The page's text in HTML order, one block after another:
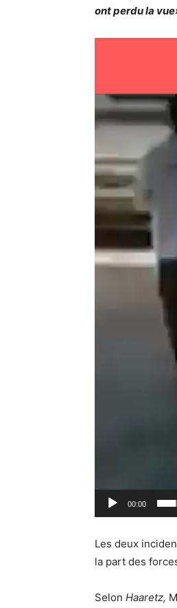
ont perdu la
00:00
Les deux
la part des
Selon Haaretz,